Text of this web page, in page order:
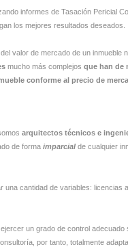
informes de Tasación Pericial
los mejores resultados deseados.
valor de mercado de un
mucho más complejos que han de
conforme al precio de
arquitectos técnicos e
de forma imparcial de cualquier
una cantidad de variables:
un grado de control
por tanto, totalmente